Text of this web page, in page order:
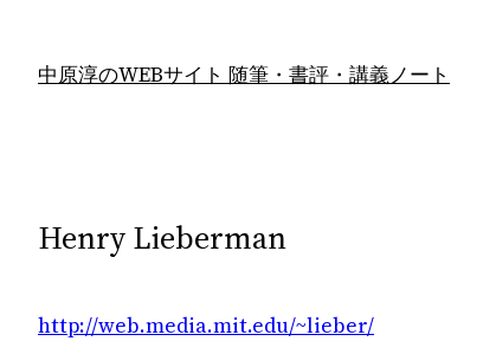
中原淳のWEBサイト 随筆・書評・講義ノート
Henry Lieberman
http://web.media.mit.edu/~lieber/